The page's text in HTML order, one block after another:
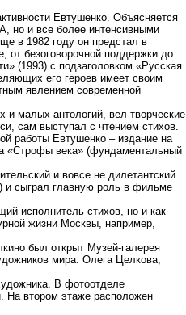
Евтушенко. Объясняется
но и все более интенсивными
в 1982 году он предстал в
от безоговорочной поддержки до
(1993) с подзаголовком «Русская
его героев имеет своим
явлением современной
и малых антологий, вел творческие
сам выступал с чтением стихов.
работы Евтушенко – издание на
«Строфы века» (фундаментальный
и вовсе не дилетантский
и сыграл главную роль в фильме
исполнитель стихов, но и как
жизни Москвы, например,
был открыт Музей-галерея
мира: Олега Целкова,
В фотоотделе
На втором этаже расположен